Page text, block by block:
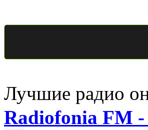
Лучшие радио
Radiofonia FM